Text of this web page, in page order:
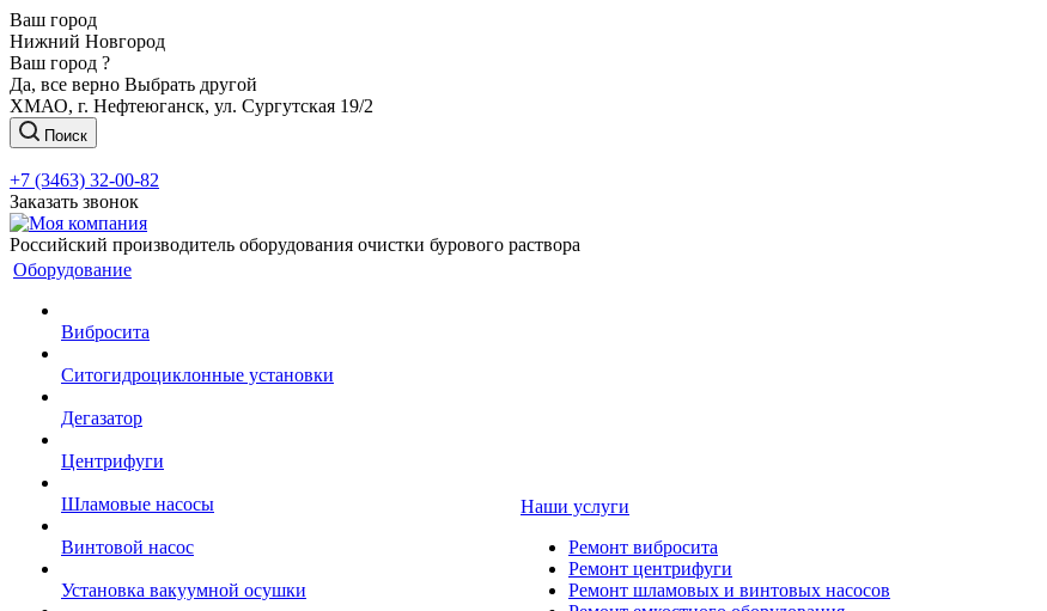
Ваш город
Нижний Новгород
Ваш город ?
Да, все верно Выбрать другой
ХМАО, г. Нефтеюганск, ул. Сургутская 19/2
Поиск
+7 (3463) 32-00-82
Заказать звонок
Российский производитель оборудования очистки бурового раствора
Оборудование
Вибросита
Ситогидроциклонные установки
Дегазатор
Центрифуги
Шламовые насосы
Винтовой насос
Установка вакуумной осушки
Наши услуги
Ремонт вибросита
Ремонт центрифуги
Ремонт шламовых и винтовых насосов